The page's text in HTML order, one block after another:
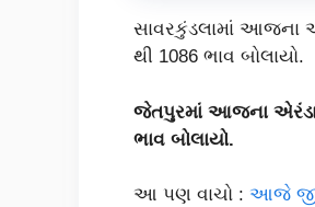
સાવરકુંડલામાં આજના
થી 1086 ભાવ બોલાયો.
જેતપુરમાં આજના
ભાવ બોલાયો.
આ પણ વાચો : આજે